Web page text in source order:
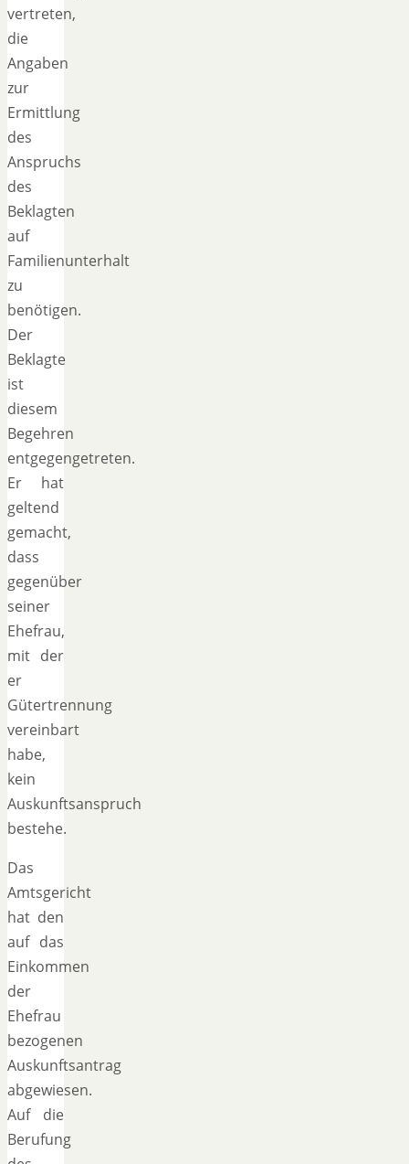
vertreten,
die
Angaben
zur
Ermittlung
des
Anspruchs
des
Beklagten
auf
Familienunterhalt
zu
benötigen.
Der
Beklagte
ist
diesem
Begehren
entgegengetreten.
Er hat
geltend
gemacht,
dass
gegenüber
seiner
Ehefrau,
mit der
er
Gütertrennung
vereinbart
habe,
kein
Auskunftsanspruch
bestehe.
Das
Amtsgericht
hat den
auf das
Einkommen
der
Ehefrau
bezogenen
Auskunftsantrag
abgewiesen.
Auf die
Berufung